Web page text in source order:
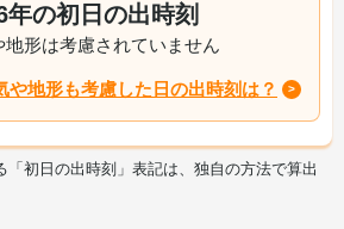
年の初日の出時刻
形は考慮されていません
や地形も考慮した日の出時刻は？
初日の出時刻」表記は、独自の方法で算出